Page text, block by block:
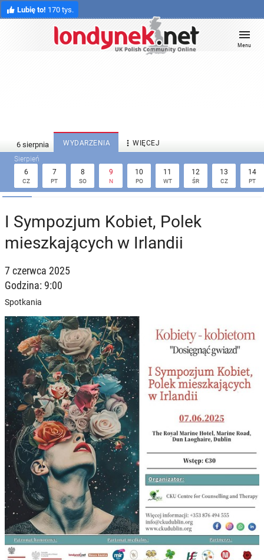
Lubię to! 170 tys.
Menu
WYDARZENIA  WIĘCEJ
6
CZ
7
PT
8
SO
9
N
10
PO
11
WT
12
ŚR
13
CZ
14
PT
I Sympozjum Kobiet, Polek
mieszkających w Irlandii
7 czerwca 2025
Godzina: 9:00
Spotkania